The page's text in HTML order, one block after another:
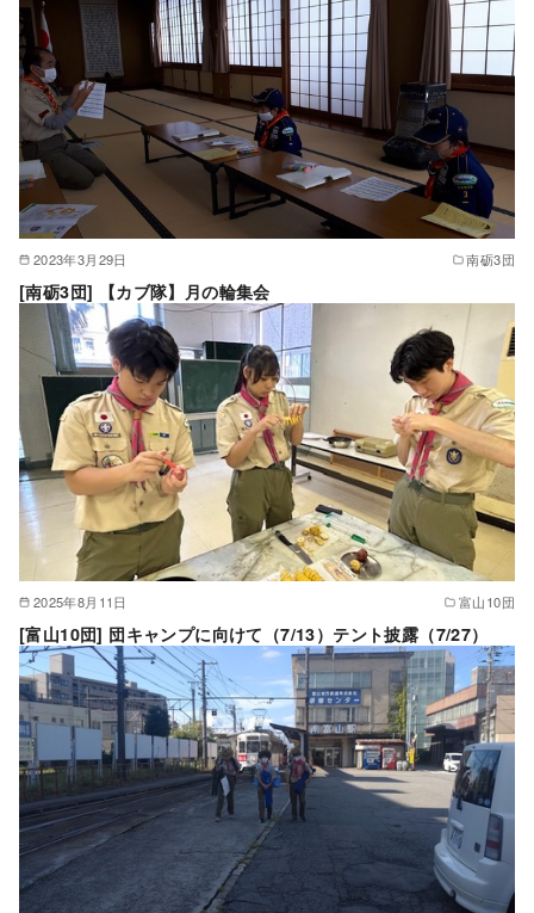
2023年3月29日 南砺3団
[南砺3団] 【カブ隊】月の輪集会
2025年8月11日 富山10団
[富山10団] 団キャンプに向けて（7/13）テント披露（7/27）